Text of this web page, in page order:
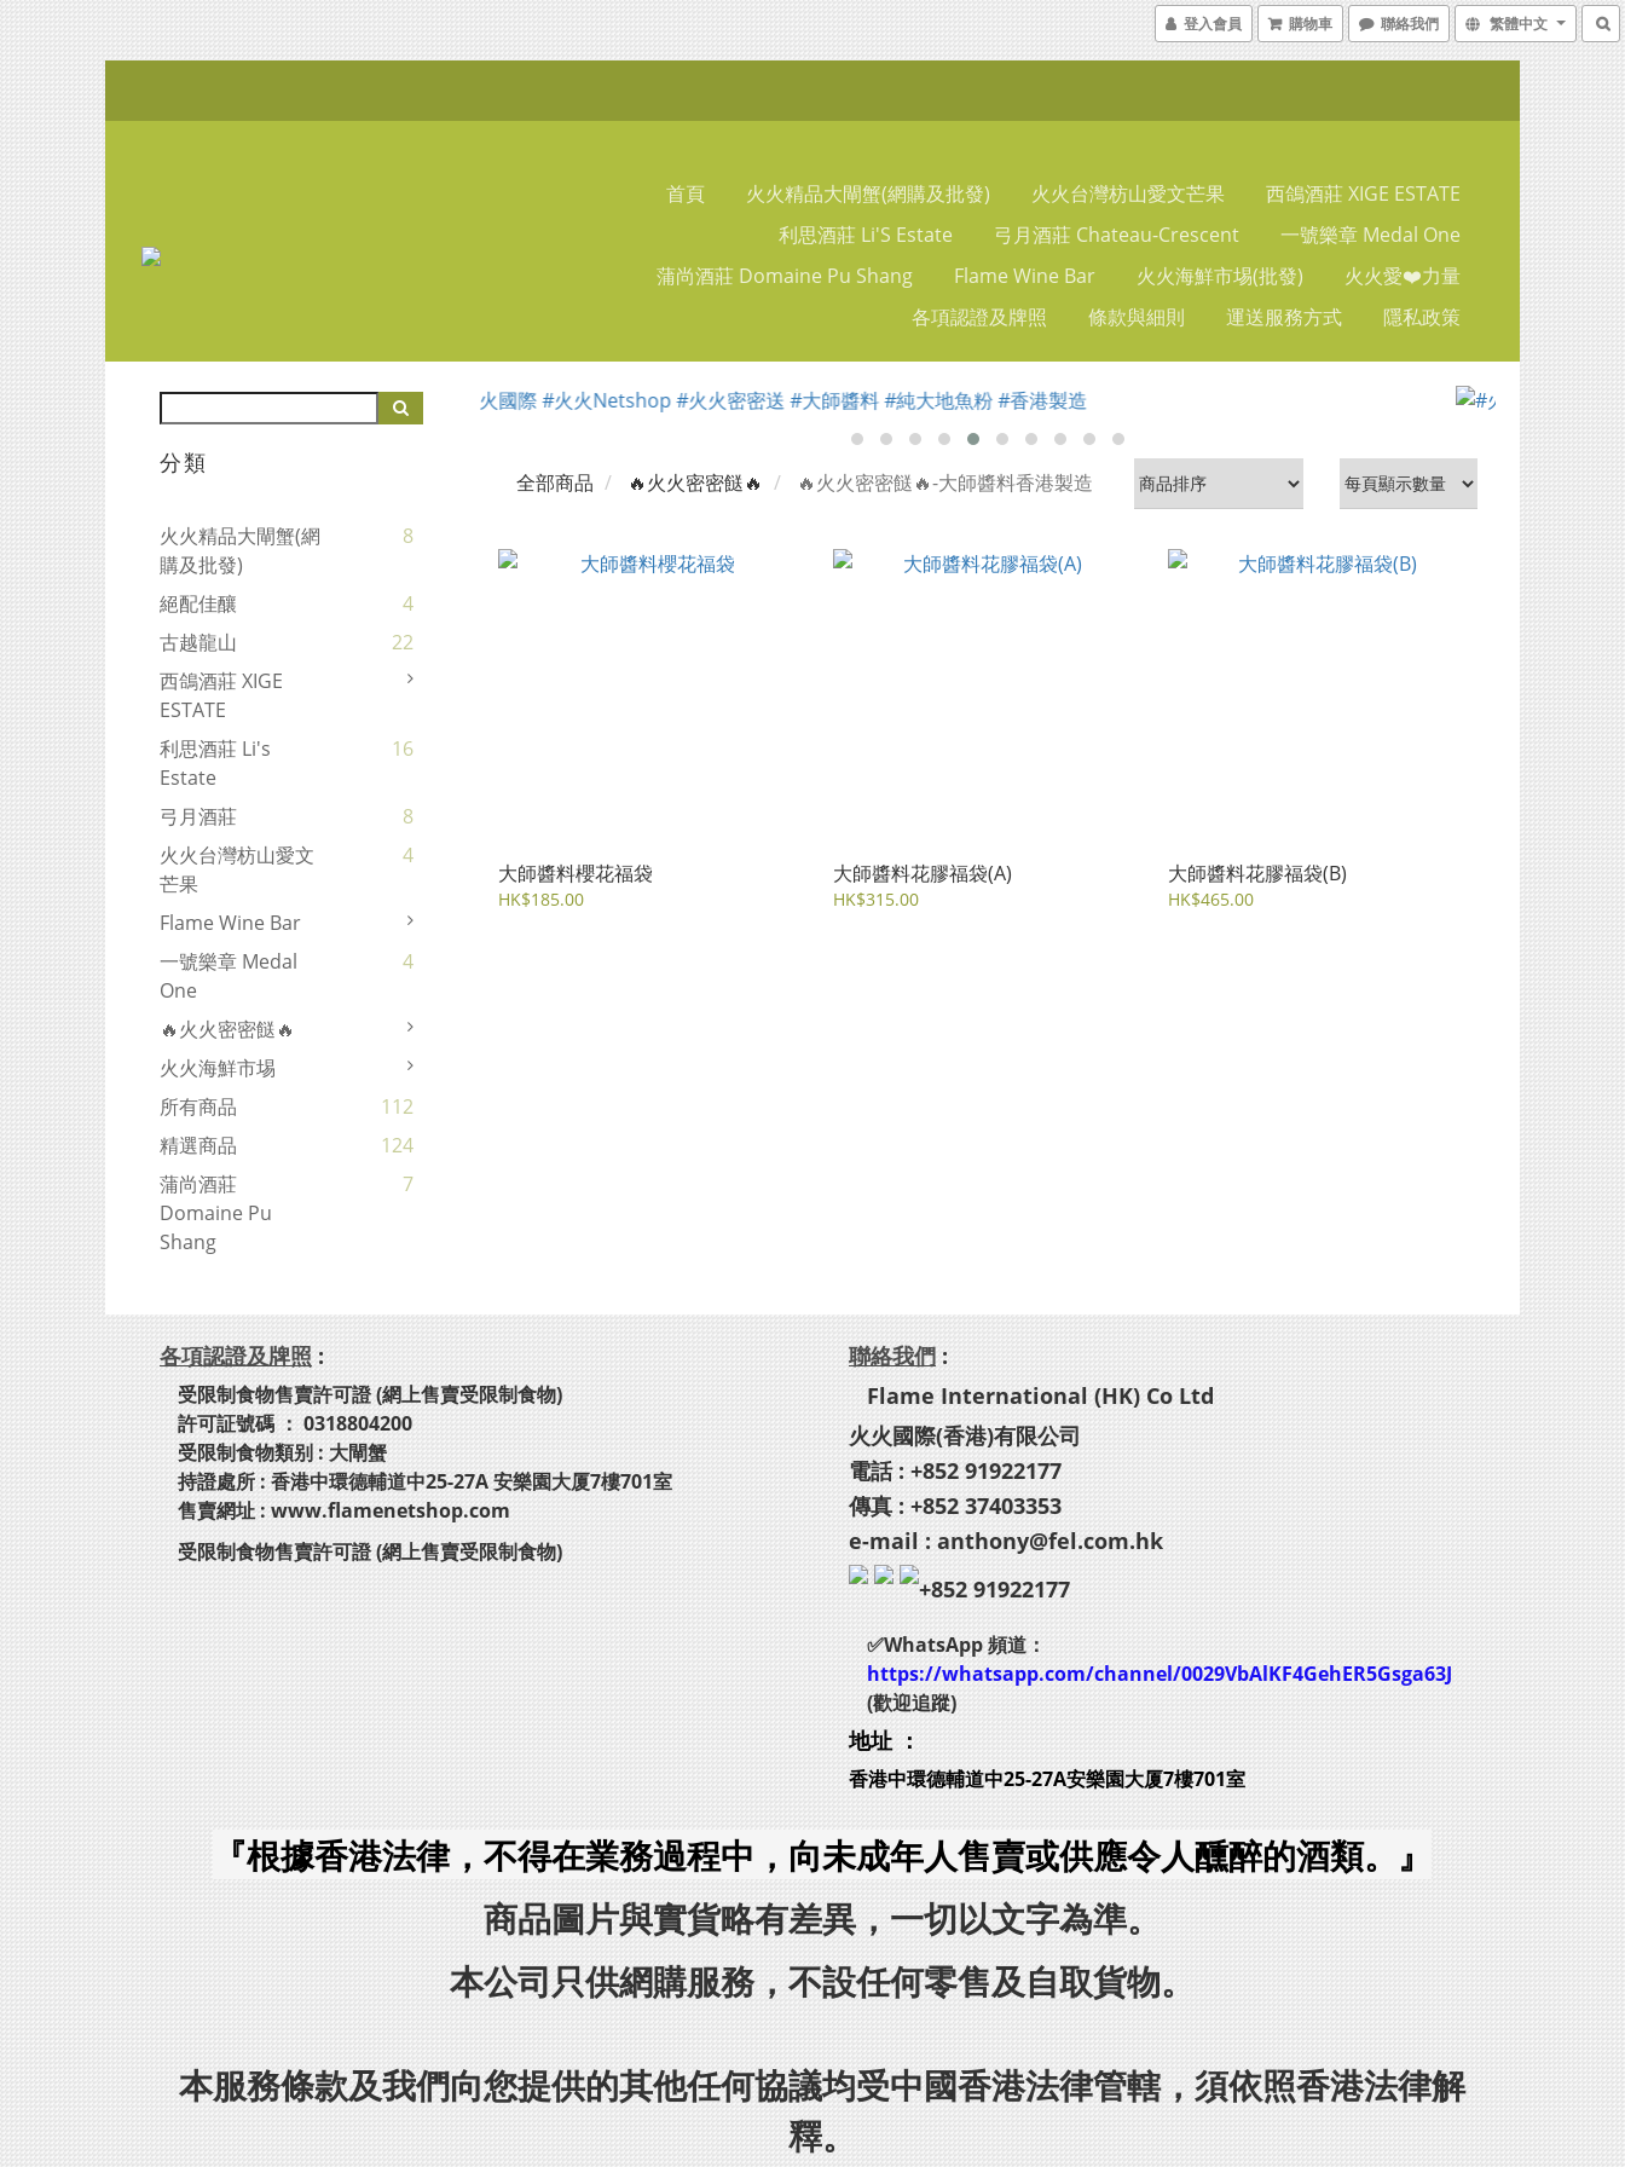
登入會員 購物車 聯絡我們 繁體中文
首頁 火火精品大閘蟹(網購及批發) 火火台灣枋山愛文芒果
西鴿酒莊 XIGE ESTATE
利思酒莊 Li'S Estate
弓月酒莊 Chateau-Crescent
一號樂章 Medal One
蒲尚酒莊 Domaine Pu Shang
Flame Wine Bar 火火海鮮市埸(批發)
火火愛❤️力量
各項認證及牌照
條款與細則 運送服務方式 隱私政策
分類
火火精品大閘蟹(網
購及批發)
8
絕配佳釀
4
古越龍山
22
西鴿酒莊 XIGE
ESTATE
利思酒莊 Li's
Estate
16
弓月酒莊
8
火火台灣枋山愛文
芒果
4
Flame Wine Bar
一號樂章 Medal
One
4
🔥火火密密餸🔥
火火海鮮市埸
所有商品
112
精選商品
124
蒲尚酒莊
Domaine Pu
Shang
7
全部商品 🔥火火密密餸🔥 🔥火火密密餸🔥-大師醬料香港製造
大師醬料櫻花福袋
HK$185.00
大師醬料花膠福袋(A)
HK$315.00
大師醬料花膠福袋(B)
HK$465.00
各項認證及牌照 :
受限制食物售賣許可證 (網上售賣受限制食物)
許可証號碼 ： 0318804200
受限制食物類别 : 大閘蟹
持證處所 : 香港中環德輔道中25-27A 安樂園大厦7樓701室
售賣網址 : www.flamenetshop.com
受限制食物售賣許可證 (網上售賣受限制食物)
聯絡我們 :
Flame International (HK) Co Ltd
火火國際(香港)有限公司
電話 : +852 91922177
傳真 : +852 37403353
e-mail : anthony@fel.com.hk
+852 91922177
✅WhatsApp 頻道：
https://whatsapp.com/channel/0029VbAlKF4GehER5Gsga63J
(歡迎追蹤)
地址 ：
香港中環德輔道中25-27A安樂園大厦7樓701室
『根據香港法律，不得在業務過程中，向未成年人售賣或供應令人醺醉的酒類。』
商品圖片與實貨略有差異，一切以文字為準。
本公司只供網購服務，不設任何零售及自取貨物。
本服務條款及我們向您提供的其他任何協議均受中國香港法律管轄，須依照香港法律解
釋。